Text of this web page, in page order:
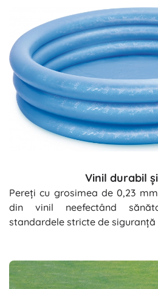
Vinil durabil
Pereți cu grosimea de 0,23
din vinil neefectând
standardele stricte de siguranță